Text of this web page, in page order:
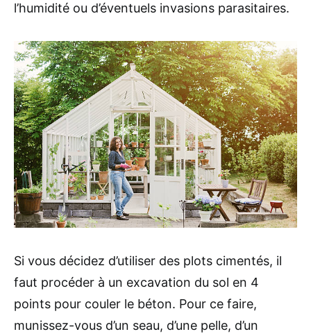
l’humidité ou d’éventuels invasions parasitaires.
Si vous décidez d’utiliser des plots cimentés, il
faut procéder à un excavation du sol en 4
points pour couler le béton. Pour ce faire,
munissez-vous d’un seau, d’une pelle, d’un